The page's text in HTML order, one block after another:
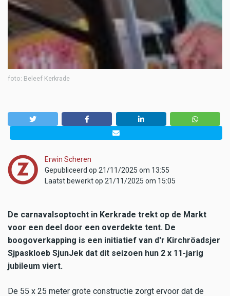
foto: Beleef Kerkrade
Erwin Scheren
Gepubliceerd op 21/11/2025 om 13:55
Laatst bewerkt op 21/11/2025 om 15:05
De carnavalsoptocht in Kerkrade trekt op de Markt
voor een deel door een overdekte tent. De
boogoverkapping is een initiatief van d'r Kirchröadsjer
Sjpaskloeb SjunJek dat dit seizoen hun 2 x 11-jarig
jubileum viert.
De 55 x 25 meter grote constructie zorgt ervoor dat de